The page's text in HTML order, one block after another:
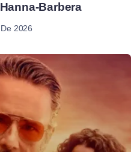
Barbera
2026